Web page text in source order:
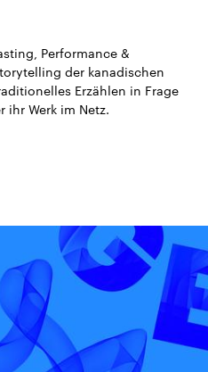
Performance &
der kanadischen
Erzählen in Frage
ihr Werk im Netz.